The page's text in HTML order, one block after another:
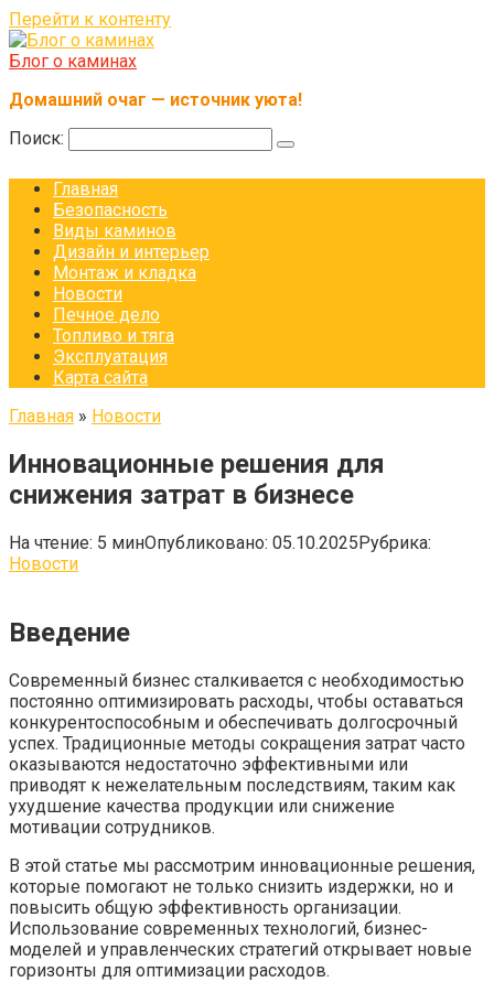
Перейти к контенту
Блог о каминах
Домашний очаг — источник уюта!
Поиск:
Главная
Безопасность
Виды каминов
Дизайн и интерьер
Монтаж и кладка
Новости
Печное дело
Топливо и тяга
Эксплуатация
Карта сайта
Главная » Новости
Инновационные решения для
снижения затрат в бизнесе
На чтение: 5 минОпубликовано: 05.10.2025Рубрика:
Новости
Введение
Современный бизнес сталкивается с необходимостью
постоянно оптимизировать расходы, чтобы оставаться
конкурентоспособным и обеспечивать долгосрочный
успех. Традиционные методы сокращения затрат часто
оказываются недостаточно эффективными или
приводят к нежелательным последствиям, таким как
ухудшение качества продукции или снижение
мотивации сотрудников.
В этой статье мы рассмотрим инновационные решения,
которые помогают не только снизить издержки, но и
повысить общую эффективность организации.
Использование современных технологий, бизнес-
моделей и управленческих стратегий открывает новые
горизонты для оптимизации расходов.